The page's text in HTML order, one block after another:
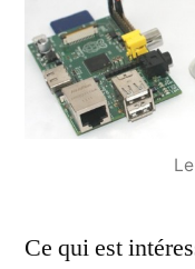
Ce qui est